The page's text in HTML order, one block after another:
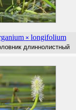
× longifolium
длиннолистный